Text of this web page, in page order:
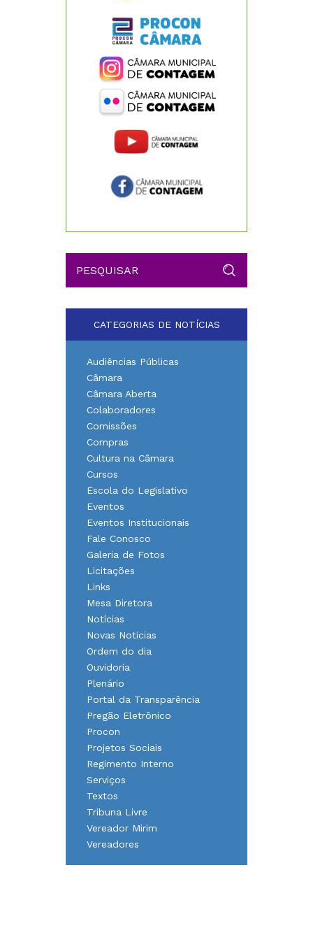
CATEGORIAS DE NOTÍCIAS
Audiências Públicas
Câmara
Câmara Aberta
Colaboradores
Comissões
Compras
Cultura na Câmara
Cursos
Escola do Legislativo
Eventos
Eventos Institucionais
Fale Conosco
Galeria de Fotos
Licitações
Links
Mesa Diretora
Notícias
Novas Noticias
Ordem do dia
Ouvidoria
Plenário
Portal da Transparência
Pregão Eletrônico
Procon
Projetos Sociais
Regimento Interno
Serviços
Textos
Tribuna Livre
Vereador Mirim
Vereadores